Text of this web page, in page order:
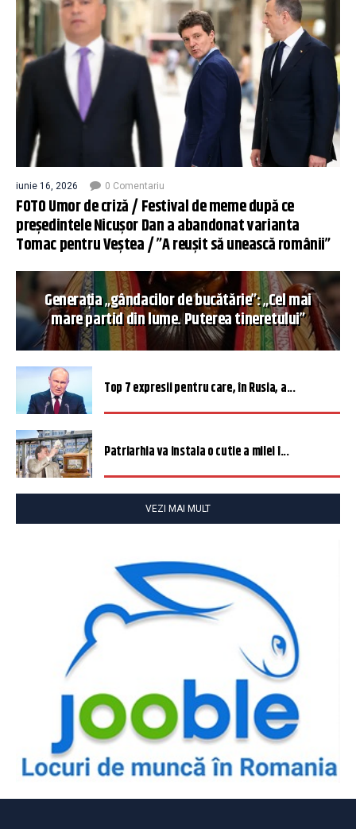
iunie 16, 2026 0 Comentariu
FOTO Umor de criză / Festival de meme după ce
președintele Nicușor Dan a abandonat varianta
Tomac pentru Veștea / ”A reușit să unească românii”
Generația „gândacilor de bucătărie”: „Cel mai
mare partid din lume. Puterea tineretului”
Top 7 expresii pentru care, în Rusia, a...
Patriarhia va instala o cutie a milei î...
VEZI MAI MULT